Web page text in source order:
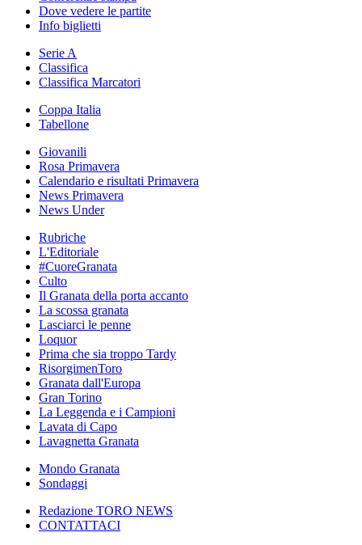
Dove vedere le partite
Info biglietti
Serie A
Classifica
Classifica Marcatori
Coppa Italia
Tabellone
Giovanili
Rosa Primavera
Calendario e risultati Primavera
News Primavera
News Under
Rubriche
L'Editoriale
#CuoreGranata
Culto
Il Granata della porta accanto
La scossa granata
Lasciarci le penne
Loquor
Prima che sia troppo Tardy
RisorgimenToro
Granata dall'Europa
Gran Torino
La Leggenda e i Campioni
Lavata di Capo
Lavagnetta Granata
Mondo Granata
Sondaggi
Redazione TORO NEWS
CONTATTACI